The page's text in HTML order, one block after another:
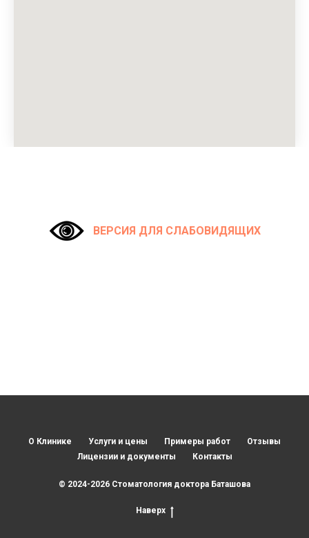
ВЕРСИЯ ДЛЯ СЛАБОВИДЯЩИХ
О Клинике Услуги и цены Примеры работ
Отзывы
Лицензии и документы
Контакты
© 2024-2026 Стоматология доктора Баташова
Наверх